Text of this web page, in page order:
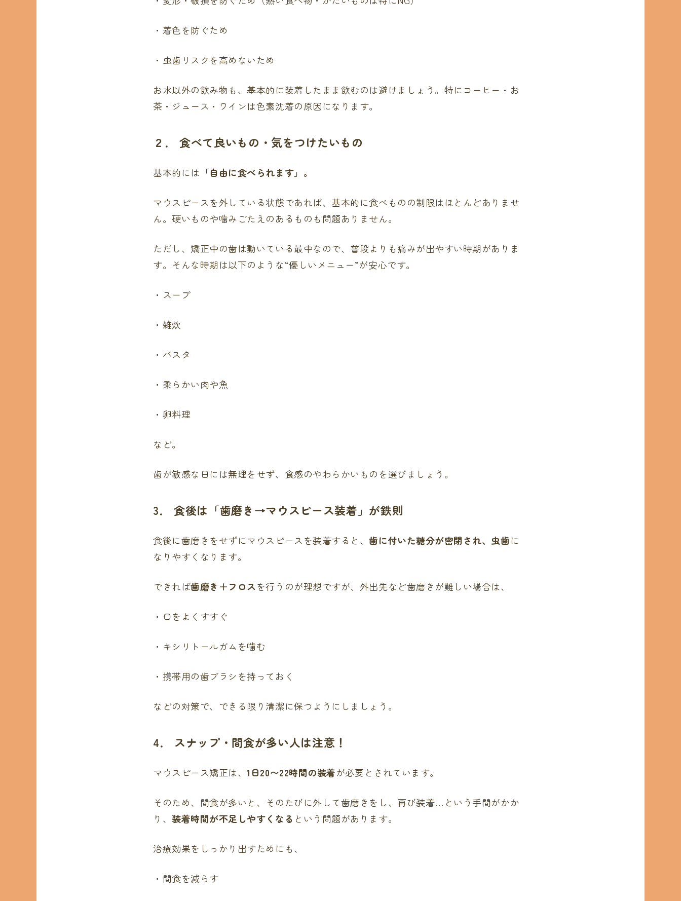
・着色を防ぐため
・虫歯リスクを高めないため
お水以外の飲み物も、基本的に装着したまま飲むのは避けましょう。特にコーヒー・お
茶・ジュース・ワインは色素沈着の原因になります。
２． 食べて良いもの・気をつけたいもの
基本的には 「自由に食べられます」。
マウスピースを外している状態であれば、基本的に食べものの制限はほとんどありませ
ん。硬いものや噛みごたえのあるものも問題ありません。
ただし、矯正中の歯は動いている最中なので、普段よりも痛みが出やすい時期がありま
す。そんな時期は以下のような“優しいメニュー”が安心です。
・スープ
・雑炊
・パスタ
・柔らかい肉や魚
・卵料理
など。
歯が敏感な日には無理をせず、食感のやわらかいものを選びましょう。
3． 食後は「歯磨き→マウスピース装着」が鉄則
食後に歯磨きをせずにマウスピースを装着すると、歯に付いた糖分が密閉され、虫歯に
なりやすくなります。
できれば歯磨き＋フロスを行うのが理想ですが、外出先など歯磨きが難しい場合は、
・口をよくすすぐ
・キシリトールガムを噛む
・携帯用の歯ブラシを持っておく
などの対策で、できる限り清潔に保つようにしましょう。
4． スナップ・間食が多い人は注意！
マウスピース矯正は、1日20〜22時間の装着が必要とされています。
そのため、間食が多いと、そのたびに外して歯磨きをし、再び装着…という手間がかか
り、 装着時間が不足しやすくなる という問題があります。
治療効果をしっかり出すためにも、
・間食を減らす